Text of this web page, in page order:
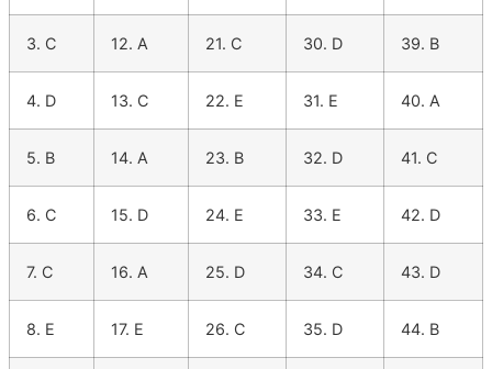
3. C 12. A 21. C 30. D 39. B
4. D 13. C 22. E 31. E 40. A
5. B 14. A 23. B 32. D 41. C
6. C 15. D 24. E 33. E 42. D
7. C 16. A 25. D 34. C 43. D
8. E 17. E 26. C 35. D 44. B